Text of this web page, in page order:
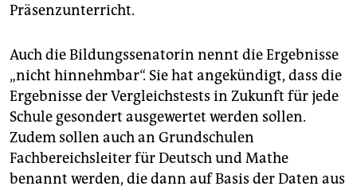
Präsenzunterricht.
Auch die Bildungssenatorin nennt die Ergebnisse
„nicht hinnehmbar“. Sie hat angekündigt, dass die
Ergebnisse der Vergleichstests in Zukunft für jede
Schule gesondert ausgewertet werden sollen.
Zudem sollen auch an Grundschulen
Fachbereichsleiter für Deutsch und Mathe
benannt werden, die dann auf Basis der Daten aus